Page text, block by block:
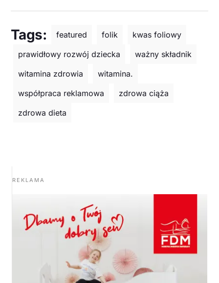
Tags: featured folik
kwas foliowy
prawidłowy rozwój dziecka
ważny składnik
witamina zdrowia
witamina.
współpraca reklamowa
zdrowa ciąża
zdrowa dieta
REKLAMA